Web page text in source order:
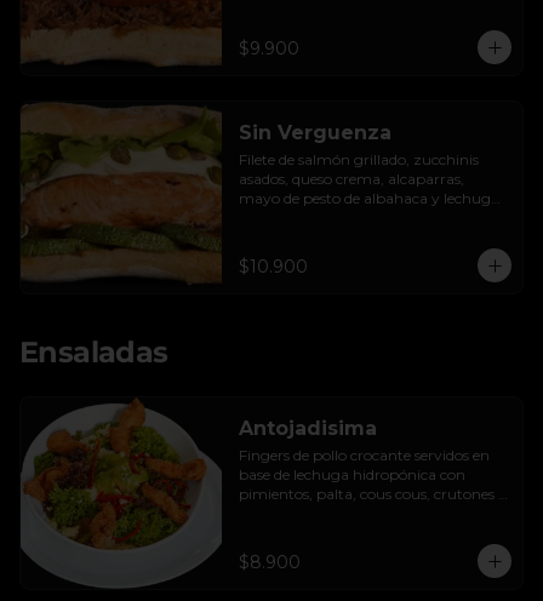
$9.900
Sin Verguenza
Filete de salmón grillado, zucchinis
asados, queso crema, alcaparras,
mayo de pesto de albahaca y lechuga
$10.900
Ensaladas
Antojadisima
Fingers de pollo crocante servidos en
base de lechuga hidropónica con
pimientos, palta, cous cous, crutones
$8.900